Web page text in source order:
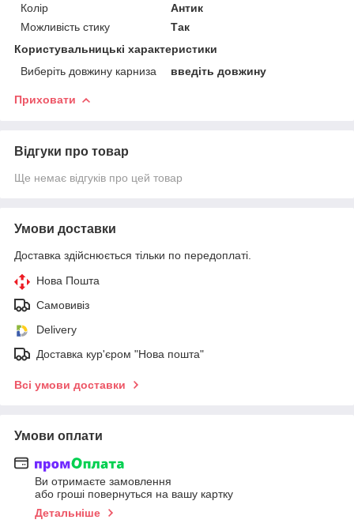
Колір
Антик
Можливість стику
Так
Користувальницькі характеристики
Виберіть довжину карниза
введіть довжину
Приховати
Відгуки про товар
Ще немає відгуків про цей товар
Умови доставки
Доставка здійснюється тільки по передоплаті.
Нова Пошта
Самовивіз
Delivery
Доставка кур'єром "Нова пошта"
Всі умови доставки
Умови оплати
Ви отримаєте замовлення
або гроші повернуться на вашу картку
Детальніше